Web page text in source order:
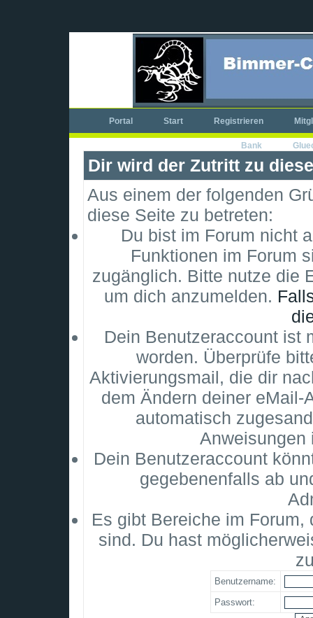
Portal Start Registrieren
Bank
Dir wird der Zutritt zu
Aus einem der folgenden
diese Seite zu betreten:
Du bist im Forum nicht
Funktionen im Forum
zugänglich. Bitte nutze die
um dich anzumelden.
Dein Benutzeraccount ist
worden. Überprüfe
Aktivierungsmail, die dir
dem Ändern deiner eMail-
automatisch
Anweisungen
Dein Benutzeraccount
gegebenenfalls ab
Es gibt Bereiche im
sind. Du hast
Benutzername:
Passwort: